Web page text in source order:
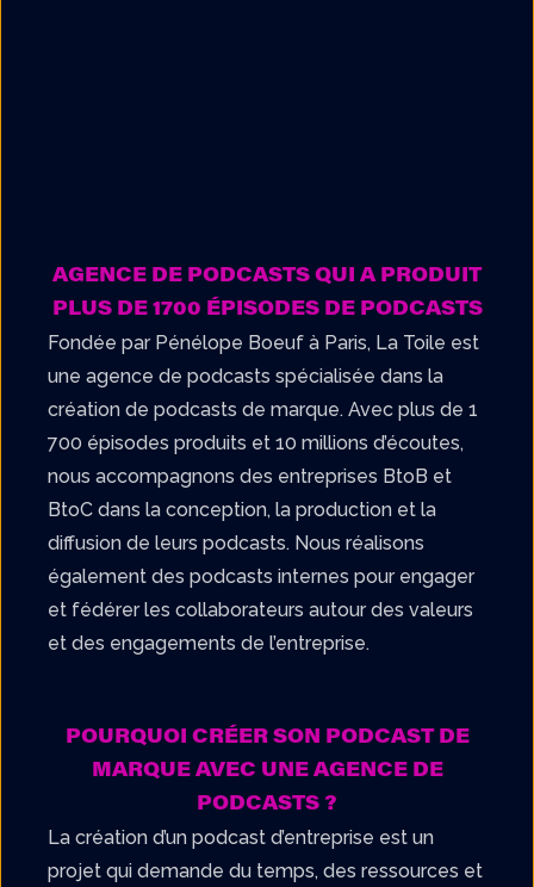
AGENCE DE PODCASTS QUI A PRODUIT
PLUS DE 1700 ÉPISODES DE PODCASTS
Fondée par Pénélope Boeuf à Paris, La Toile est
une agence de podcasts spécialisée dans la
création de podcasts de marque. Avec plus de 1
700 épisodes produits et 10 millions d’écoutes,
nous accompagnons des entreprises BtoB et
BtoC dans la conception, la production et la
diffusion de leurs podcasts. Nous réalisons
également des podcasts internes pour engager
et fédérer les collaborateurs autour des valeurs
et des engagements de l’entreprise.
POURQUOI CRÉER SON PODCAST DE
MARQUE AVEC UNE AGENCE DE
PODCASTS ?
La création d’un podcast d’entreprise est un
projet qui demande du temps, des ressources et